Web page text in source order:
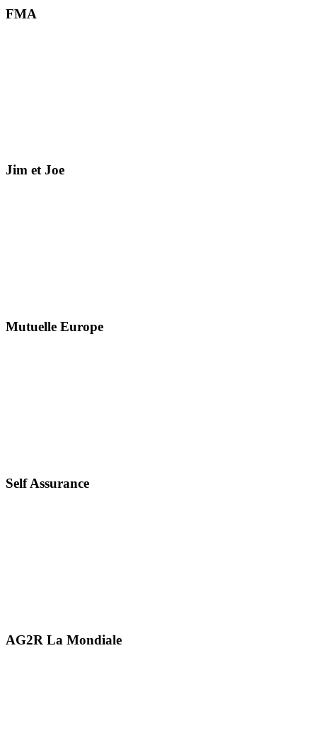
FMA
Jim et Joe
Mutuelle Europe
Self Assurance
AG2R La Mondiale